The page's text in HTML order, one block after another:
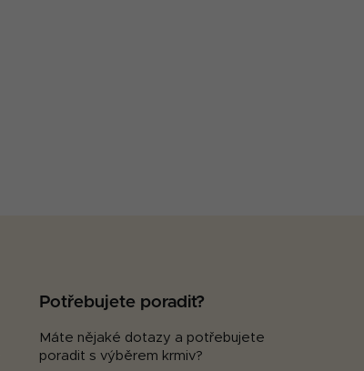
Potřebujete poradit?
Máte nějaké dotazy a potřebujete
poradit s výběrem krmiv?